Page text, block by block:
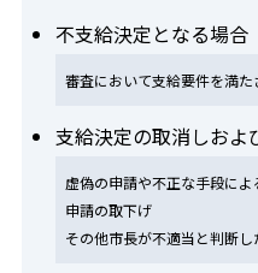
不支給決定となる場合
審査において支給要件を満
支給決定の取消しおよ
虚偽の申請や不正な手段によ
申請の取下げ
その他市長が不適当と判断し